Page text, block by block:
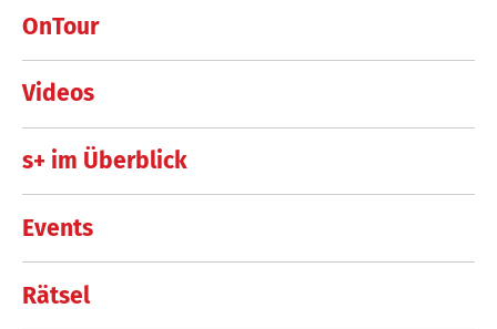
OnTour
Videos
s+ im Überblick
Events
Rätsel